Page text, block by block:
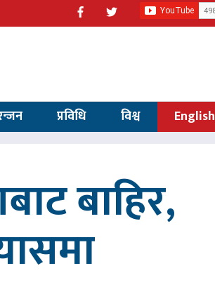
प्रविधि विश्व English
बाहिर,